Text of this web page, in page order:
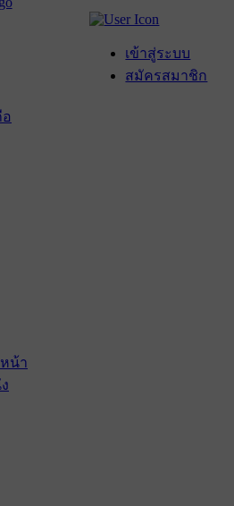
เข้าสู่ระบบ
สมัครสมาชิก
น้า